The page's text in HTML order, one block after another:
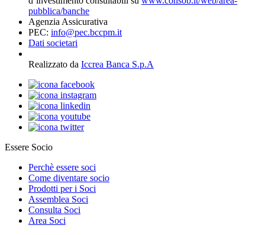
pubblica/banche
Agenzia Assicurativa
PEC: info@pec.bccpm.it
Dati societari
Realizzato da Iccrea Banca S.p.A
Essere Socio
Perchè essere soci
Come diventare socio
Prodotti per i Soci
Assemblea Soci
Consulta Soci
Area Soci